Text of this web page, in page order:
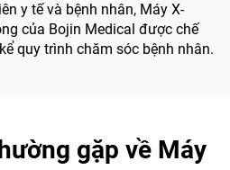
y tế và bệnh nhân, Máy X-
của Bojin Medical được chế
quy trình chăm sóc bệnh nhân.
gặp về Máy